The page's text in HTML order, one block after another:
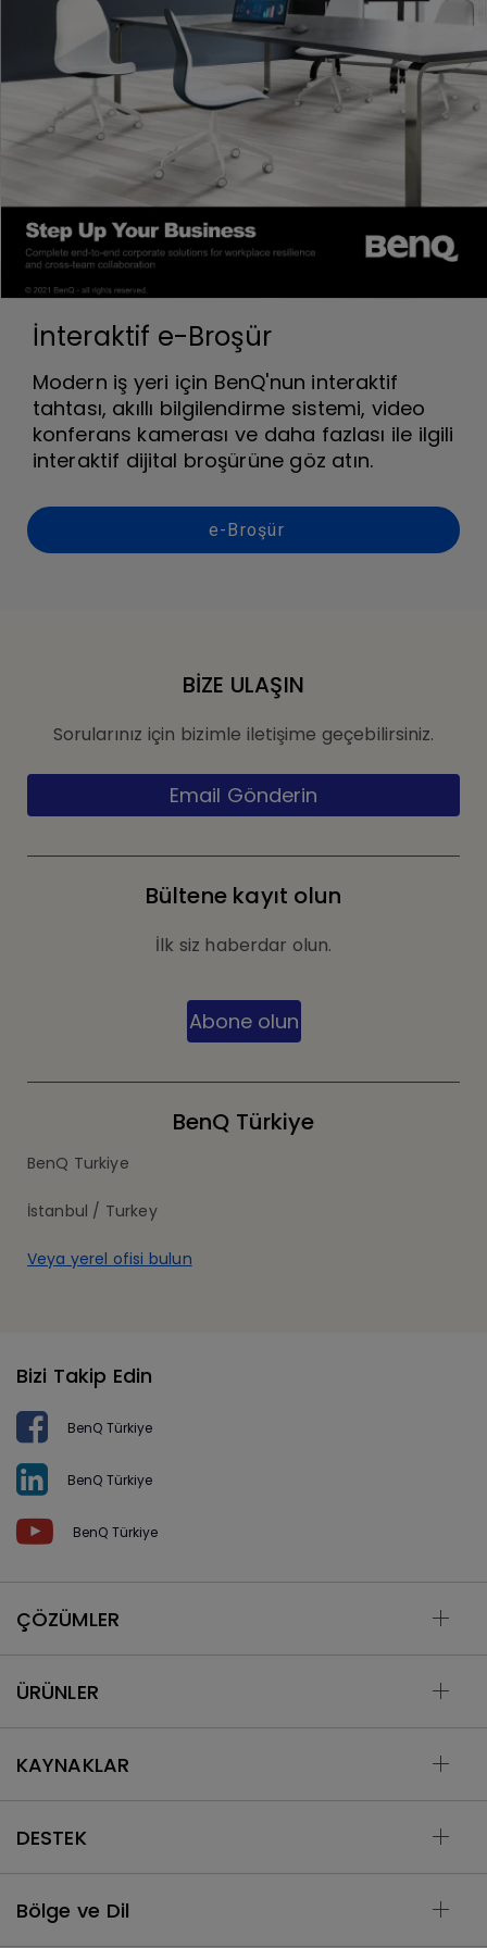
İnteraktif e-Broşür
Modern iş yeri için BenQ'nun interaktif
tahtası, akıllı bilgilendirme sistemi, video
konferans kamerası ve daha fazlası ile ilgili
interaktif dijital broşürüne göz atın.
e-Broşür
BİZE ULAŞIN
Sorularınız için bizimle iletişime geçebilirsiniz.
Email Gönderin
Bültene kayıt olun
İlk siz haberdar olun.
Abone olun
BenQ Türkiye
BenQ Turkiye
İstanbul / Turkey
Veya yerel ofisi bulun
Bizi Takip Edin
BenQ Türkiye
BenQ Türkiye
BenQ Türkiye
ÇÖZÜMLER
ÜRÜNLER
KAYNAKLAR
DESTEK
Bölge ve Dil